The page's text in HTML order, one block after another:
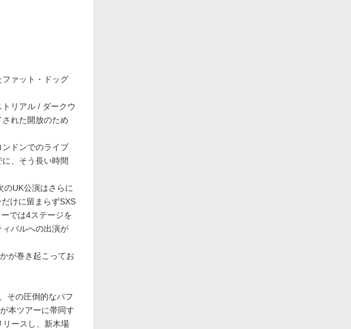
ァット・ドッグ
リアル / ダークウ
れた開放のため
ドンでのライブ
、そう長い時間
UK公演はさらに
けに留まらずSXS
では4ステージを
バルへの出演が
が巻き起こってお
その圧倒的なパフ
本ツアーに帯同す
ースし、新木場